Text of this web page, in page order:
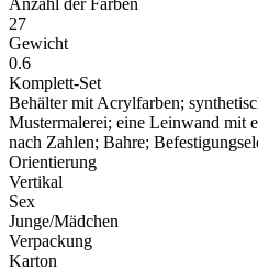
27
Gewicht
0.6
Komplett-Set
Behälter mit Acrylfarben;
Mustermalerei; eine Leinwand mit
nach Zahlen; Bahre;
Orientierung
Vertikal
Sex
Junge/Mädchen
Verpackung
Karton